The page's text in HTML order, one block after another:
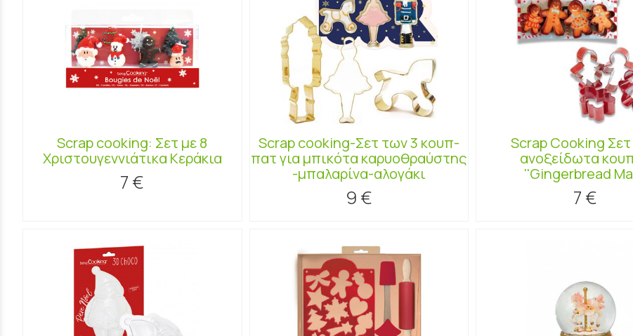
Scrap cooking: Σετ με 8
Χριστουγεννιάτικα Κεράκια
7 €
Scrap cooking-Σετ των 3 κουπ-
πατ για μπικότα καρυοθραύστης
-μπαλαρίνα-αλογάκι
9 €
Scrap Cooking Σετ
ανοξείδωτα
''Gingerbread
7 €